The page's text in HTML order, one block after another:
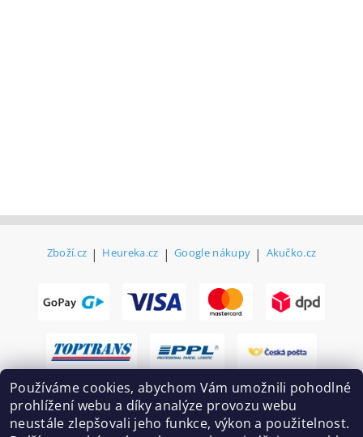
Zboží.cz | Heureka.cz | Google nákupy | Akučko.cz
Používáme cookies, abychom Vám umožnili pohodlné
prohlížení webu a díky analýze provozu webu
neustále zlepšovali jeho funkce, výkon a použitelnost.